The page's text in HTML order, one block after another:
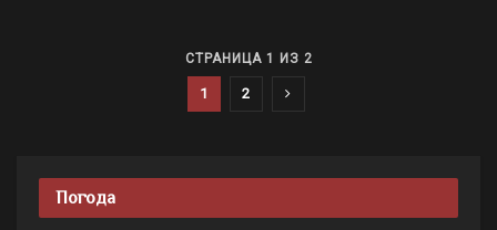
СТРАНИЦА 1 ИЗ 2
1 2
Погода